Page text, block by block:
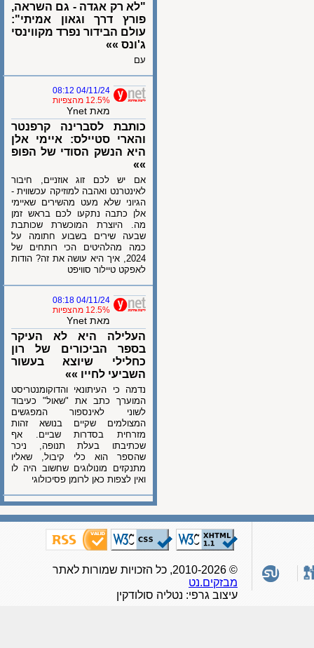
"לא רק ​​אגדה - גם השראה,
פורץ דרך וגאון אמיתי":
עולם הבידור נפרד מקווינסי
ג'ונס »»
04/11/24 08:12
12.5% מהצפיות
מאת Ynet
כותבת לסברינה קרפנטר
והארי סטיילס: איימי אלן
היא הנשק הסודי של הפופ
אם יש לכם זוג אוזניים, חיבור
לאינטרנט ואהבה למוזיקה עכשווית -
הגיוני שלא מעט מהשירים שאיימי
אלן כתבה נתקעו לכם בראש זמן
מה. היוצרת המוכשרת שכותבת
שבעה שירים בשבוע חתומה על
כמה מהלהיטים הכי רותחים של
2024, איך היא עושה את זה? הודות
לאפקט טיילור סוויפט
04/11/24 08:18
12.5% מהצפיות
מאת Ynet
העלילה היא לא העיקר
בספר הביכורים של רון
כחלילי שיוצא בעשור
השביעי לחייו »»
נדמה כי העיתונאי והדוקומנטריסט
המוערך כתב את "שאול" כעיבוד
לשוני לאינספור המפגשים
המצולמים שקיים בנושא זהות
מזרחית בסדרות שביים. אף
שכתיבתו בעלת תנופה, ניכר
שהספר הוא כלי קיבול, שאליו
מתנקזים מונולוגים שחשוב היה לו
ואין לצפות כאן לרומן פסיכולוגי
מבזקים.נט
עיצוב גרפי: נטליה סולודקין